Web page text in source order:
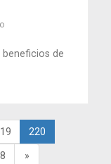
beneficios de
220
»